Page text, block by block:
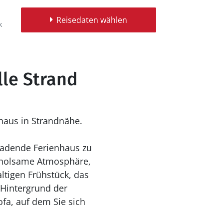
Reisedaten wählen
Strand
in Strandnähe.
Ferienhaus zu
Atmosphäre,
Frühstück, das
der
auf dem Sie sich